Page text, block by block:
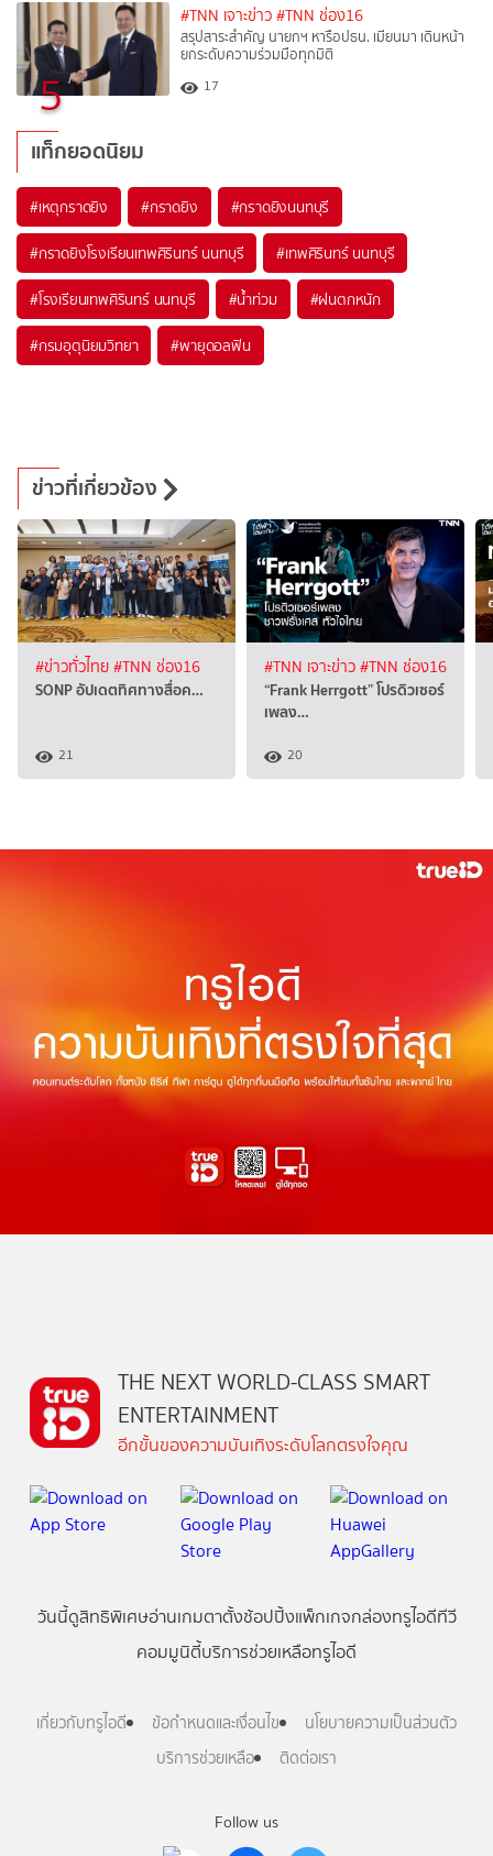
5
#TNN เจาะข่าว #TNN ช่อง16
สรุปสาระสำคัญ นายกฯ หารือปธน. เมียนมา เดินหน้า
ยกระดับความร่วมมือทุกมิติ
17
แท็กยอดนิยม
#เหตุกราดยิง #กราดยิง #กราดยิงนนทบุรี
#กราดยิงโรงเรียนเทพศิรินทร์ นนทบุรี #เทพศิรินทร์ นนทบุรี
#โรงเรียนเทพศิรินทร์ นนทบุรี #น้ำท่วม #ฝนตกหนัก
#กรมอุตุนิยมวิทยา #พายุดอลฟิน
ข่าวที่เกี่ยวข้อง
#ข่าวทั่วไทย#TNN ช่อง16
SONP อัปเดตทิศทางสื่อค…
21
#TNN เจาะข่าว#TNN ช่อง16
“Frank Herrgott” โปรดิวเซอร์
เพลง…
20
Follow us
THE NEXT WORLD-CLASS SMART
ENTERTAINMENT
อีกขั้นของความบันเทิงระดับโลกตรงใจคุณ
วันนี้ดูสิทธิพิเศษอ่านเกมตาตั้งช้อปปิ้งแพ็กเกจกล่องทรูไอดีทีวี
คอมมูนิตี้บริการช่วยเหลือทรูไอดี
เกี่ยวกับทรูไอดี ข้อกำหนดและเงื่อนไข
นโยบายความเป็นส่วนตัว
บริการช่วยเหลือ
ติดต่อเรา